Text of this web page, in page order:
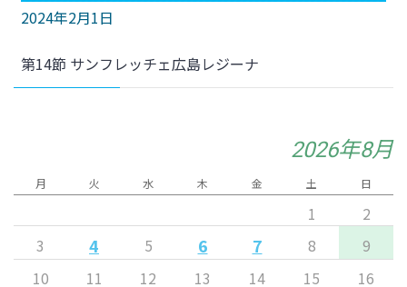
2024年2月1日
第14節 サンフレッチェ広島レジーナ
2026年8月
月 火 水 木 金 土 日
1
2
3
4 5 6 7 8
9
10
11 12 13 14 15
16